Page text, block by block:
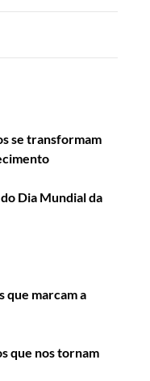
se transformam
Dia Mundial da
que marcam a
que nos tornam